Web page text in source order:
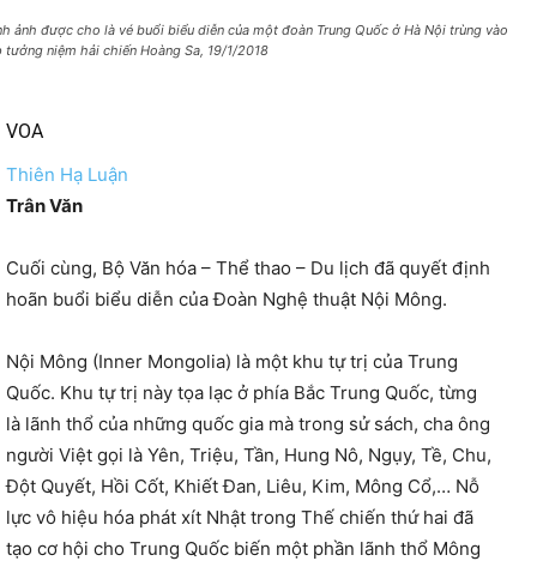
ảnh được cho là vé buổi biểu diễn của một đoàn Trung Quốc ở Hà Nội trùng vào
tưởng niệm hải chiến Hoàng Sa, 19/1/2018
VOA
Thiên Hạ Luận
Trân Văn
Cuối cùng, Bộ Văn hóa – Thể thao – Du lịch đã quyết định
hoãn buổi biểu diễn của Đoàn Nghệ thuật Nội Mông.
Nội Mông (Inner Mongolia) là một khu tự trị của Trung
Quốc. Khu tự trị này tọa lạc ở phía Bắc Trung Quốc, từng
là lãnh thổ của những quốc gia mà trong sử sách, cha ông
người Việt gọi là Yên, Triệu, Tần, Hung Nô, Ngụy, Tề, Chu,
Đột Quyết, Hồi Cốt, Khiết Đan, Liêu, Kim, Mông Cổ,… Nỗ
lực vô hiệu hóa phát xít Nhật trong Thế chiến thứ hai đã
tạo cơ hội cho Trung Quốc biến một phần lãnh thổ Mông